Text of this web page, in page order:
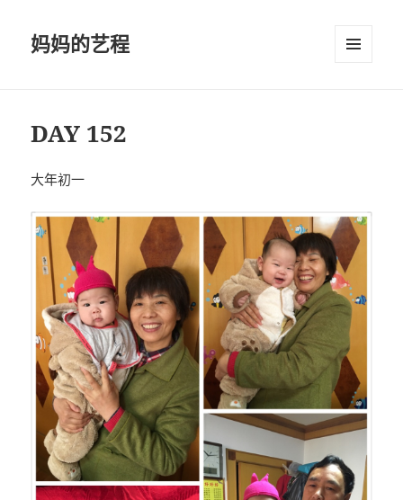
妈妈的艺程
DAY 152
大年初一